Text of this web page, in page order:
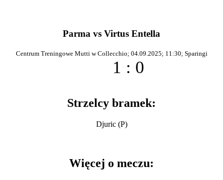
Parma vs Virtus Entella
Centrum Treningowe Mutti w Collecchio; 04.09.2025; 11:30; Sparingi
1 : 0
Strzelcy bramek:
Djuric (P)
Więcej o meczu: